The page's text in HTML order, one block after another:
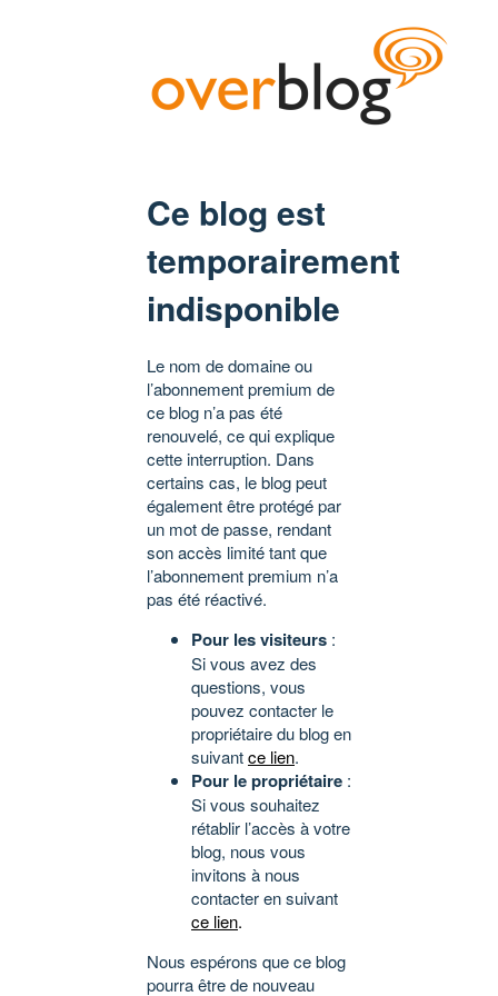
Ce blog est
temporairement
indisponible
Le nom de domaine ou
l’abonnement premium de
ce blog n’a pas été
renouvelé, ce qui explique
cette interruption. Dans
certains cas, le blog peut
également être protégé par
un mot de passe, rendant
son accès limité tant que
l’abonnement premium n’a
pas été réactivé.
Pour les visiteurs :
Si vous avez des
questions, vous
pouvez contacter le
propriétaire du blog en
suivantce lien.
Pour le propriétaire :
Si vous souhaitez
rétablir l’accès à votre
blog, nous vous
invitons à nous
contacter en suivant
ce lien.
Nous espérons que ce blog
pourra être de nouveau